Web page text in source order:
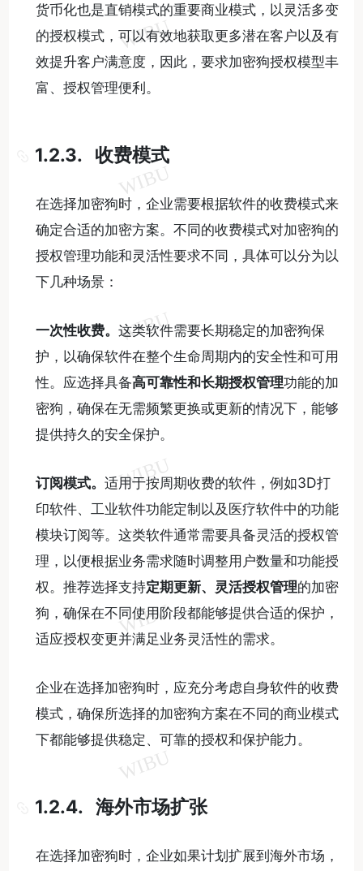
货币化也是直销模式的重要商业模式，以灵活多变
的授权模式，可以有效地获取更多潜在客户以及有
效提升客户满意度，因此，要求加密狗授权模型丰
富、授权管理便利。
1.2.3. 收费模式
在选择加密狗时，企业需要根据软件的收费模式来
确定合适的加密方案。不同的收费模式对加密狗的
授权管理功能和灵活性要求不同，具体可以分为以
下几种场景：
一次性收费。 这类软件需要长期稳定的加密狗保
护，以确保软件在整个生命周期内的安全性和可用
性。应选择具备高可靠性和长期授权管理功能的加
密狗，确保在无需频繁更换或更新的情况下，能够
提供持久的安全保护。
订阅模式。 适用于按周期收费的软件，例如3D打
印软件、工业软件功能定制以及医疗软件中的功能
模块订阅等。这类软件通常需要具备灵活的授权管
理，以便根据业务需求随时调整用户数量和功能授
权。推荐选择支持定期更新、灵活授权管理的加密
狗，确保在不同使用阶段都能够提供合适的保护，
适应授权变更并满足业务灵活性的需求。
企业在选择加密狗时，应充分考虑自身软件的收费
模式，确保所选择的加密狗方案在不同的商业模式
下都能够提供稳定、可靠的授权和保护能力。
1.2.4. 海外市场扩张
在选择加密狗时，企业如果计划扩展到海外市场，